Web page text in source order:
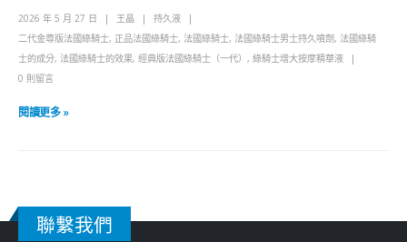
2026 年 5 月 27 日 王晶
持久液
二代金尊版法國綠騎士, 正品法國綠騎士, 法國綠騎士, 法國綠騎士男士持久噴劑, 法國綠騎
士的成分, 法國綠騎士的效果, 經典版法國綠騎士（一代） , 綠騎士增大按摩精華液
0 則留言
閱讀更多 »
聯繫我們